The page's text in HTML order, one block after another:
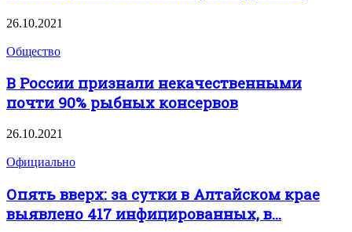
26.10.2021
Общество
В России признали некачественными
почти 90% рыбных консервов
26.10.2021
Официально
Опять вверх: за сутки в Алтайском крае
выявлено 417 инфицированных, в...